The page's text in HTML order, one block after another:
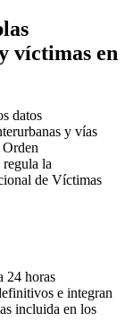
víctimas en
datos
y vías
la
de Víctimas
24 horas
e integran
incluida en los